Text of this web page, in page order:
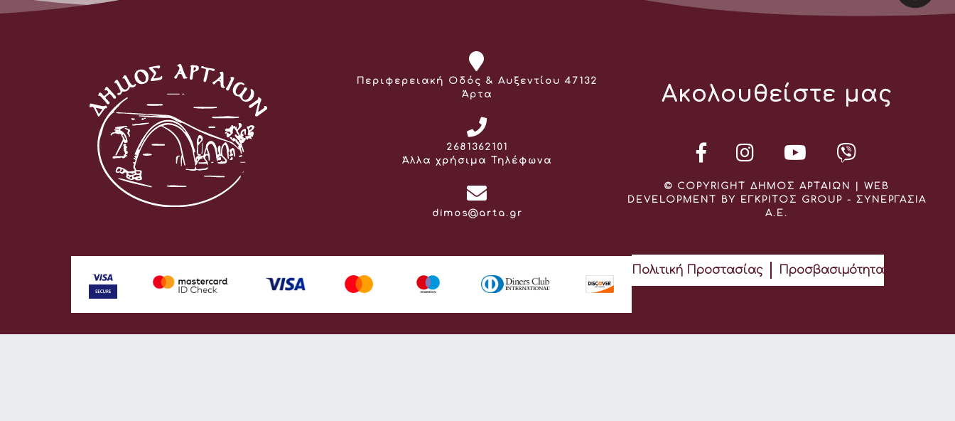
Διεύθυνση:
Περιφερειακή Οδός & Αυξεντίου 47132
Άρτα
Τηλέφωνο:
2681362101
Άλλα χρήσιμα Τηλέφωνα
Email:
dimos@arta.gr
Ακολουθείστε μας
© COPYRIGHT ΔΗΜΟΣ ΑΡΤΑΙΩΝ | WEB
DEVELOPMENT BY ΕΓΚΡΙΤΟΣ GROUP - ΣΥΝΕΡΓΑΣΙΑ
Α.Ε.
Πολιτική Προστασίας Προσβασιμότητα